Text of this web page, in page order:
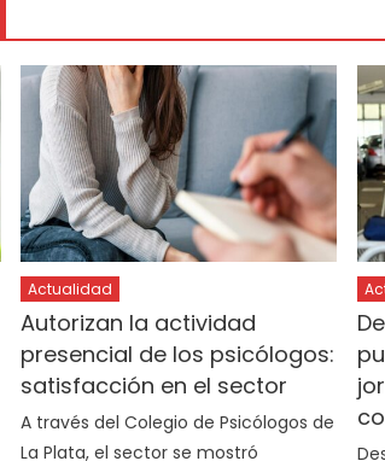
Actualidad
Autorizan la actividad
presencial de los psicólogos:
satisfacción en el sector
A través del Colegio de Psicólogos de
La Plata, el sector se mostró